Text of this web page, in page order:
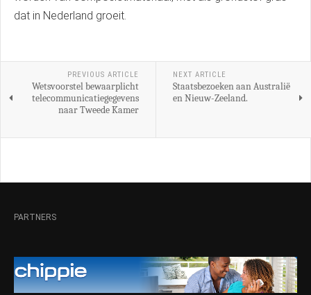
dat in Nederland groeit.
PREVIOUS ARTICLE
Wetsvoorstel bewaarplicht
telecommunicatiegegevens
naar Tweede Kamer
NEXT ARTICLE
Staatsbezoeken aan Australië
en Nieuw-Zeeland.
PARTNERS